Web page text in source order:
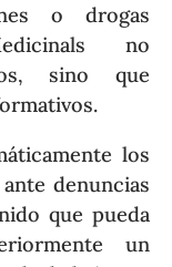
o drogas
no
sino que
los
denuncias
que pueda
un